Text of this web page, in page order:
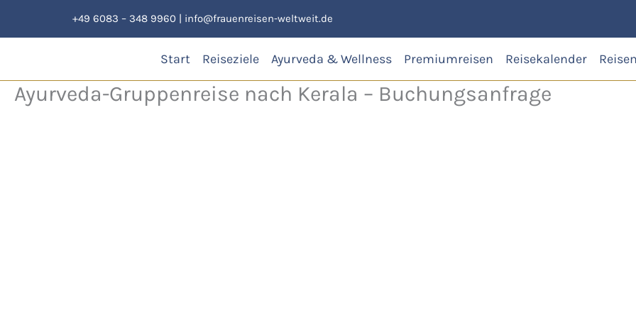
Inhalt
+49 6083 – 348 9960 | info@frauenreisen-weltweit.de
Start Reiseziele Ayurveda & Wellness Premiumreisen Reisekalender
Ayurveda-Gruppenreise nach Kerala – Buchungsanfrage